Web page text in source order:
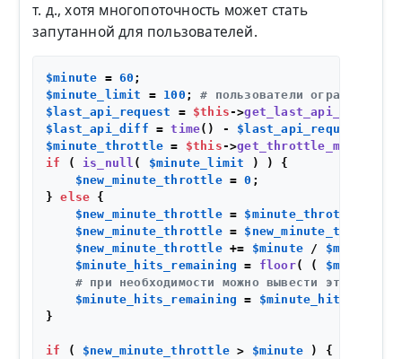
т. д., хотя многопоточность может стать
запутанной для пользователей.
$minute = 60
$minute_limit
= 100 ; # пользователи ограничены
$last_api_request = $this->get_last_api_request
$last_api_diff = time() - $last_api_request
$minute_throttle = $this->get_throttle_minute
if ( is_null ( $minute_limit ) ) {
$new_minute_throttle = 0 ;
} else {
$new_minute_throttle = $minute_throttle
$new_minute_throttle = $new_minute_throttle
$new_minute_throttle += $minute /
$minute_hits_remaining = floor( ( $minute
# при необходимости можно вывести это
$minute_hits_remaining =
}
if ( $new_minute_throttle > $minute ) {